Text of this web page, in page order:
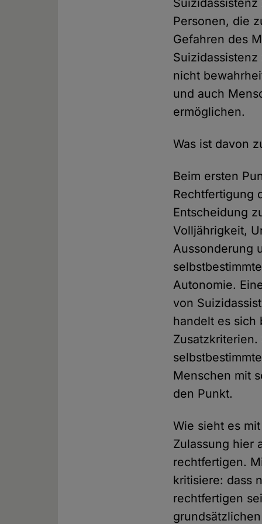
Personen, die
Gefahren des
nicht
und auch
ermöglichen.
Was ist davon
Beim ersten
Rechtfertigung
Entscheidung
Volljährigkeit,
Aussonderung
Autonomie.
von
handelt es sich
Menschen mit
den Punkt.
Wie sieht es
Zulassung hier
rechtfertigen.
kritisiere: dass
rechtfertigen